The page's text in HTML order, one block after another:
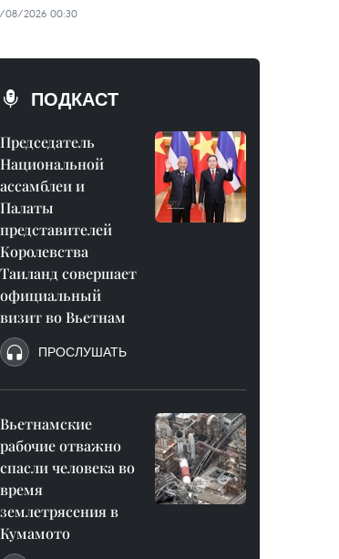
08/2026 00:30
ПОДКАСТ
Председатель
Национальной
ассамблеи и
Палаты
представителей
Королевства
Таиланд совершает
официальный
визит во Вьетнам
ПРОСЛУШАТЬ
Вьетнамские
рабочие отважно
спасли человека во
время
землетрясения в
Кумамото